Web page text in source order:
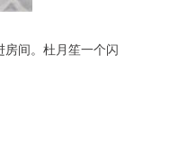
间。杜月笙一个闪